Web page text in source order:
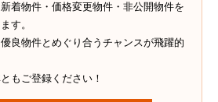
着物件・価格変更物件・非公開物件を
す。
良物件とめぐり合うチャンスが飛躍的
もご登録ください！